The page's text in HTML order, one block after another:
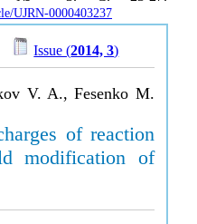
UJRN-0000403237
Issue (2014, 3)
V. A., Fesenko M.
of reaction
modification of